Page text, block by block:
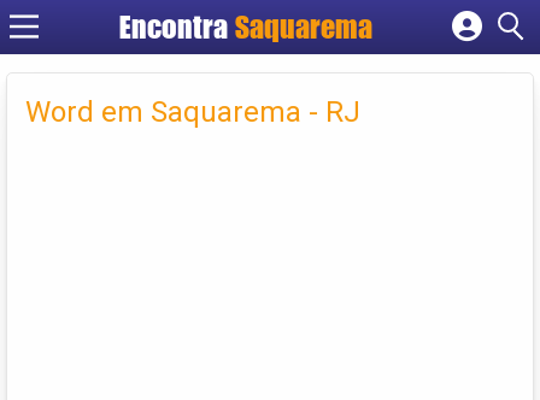
Encontra Saquarema
Cadastrar empresa
Criar conta
Word em Saquarema - RJ